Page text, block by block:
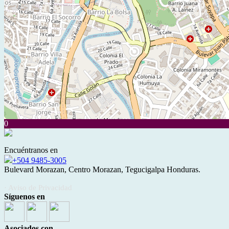
0
Encuéntranos en
+504 9485-3005
Bulevard Morazan, Centro Morazan, Tegucigalpa Honduras.
Síguenos en